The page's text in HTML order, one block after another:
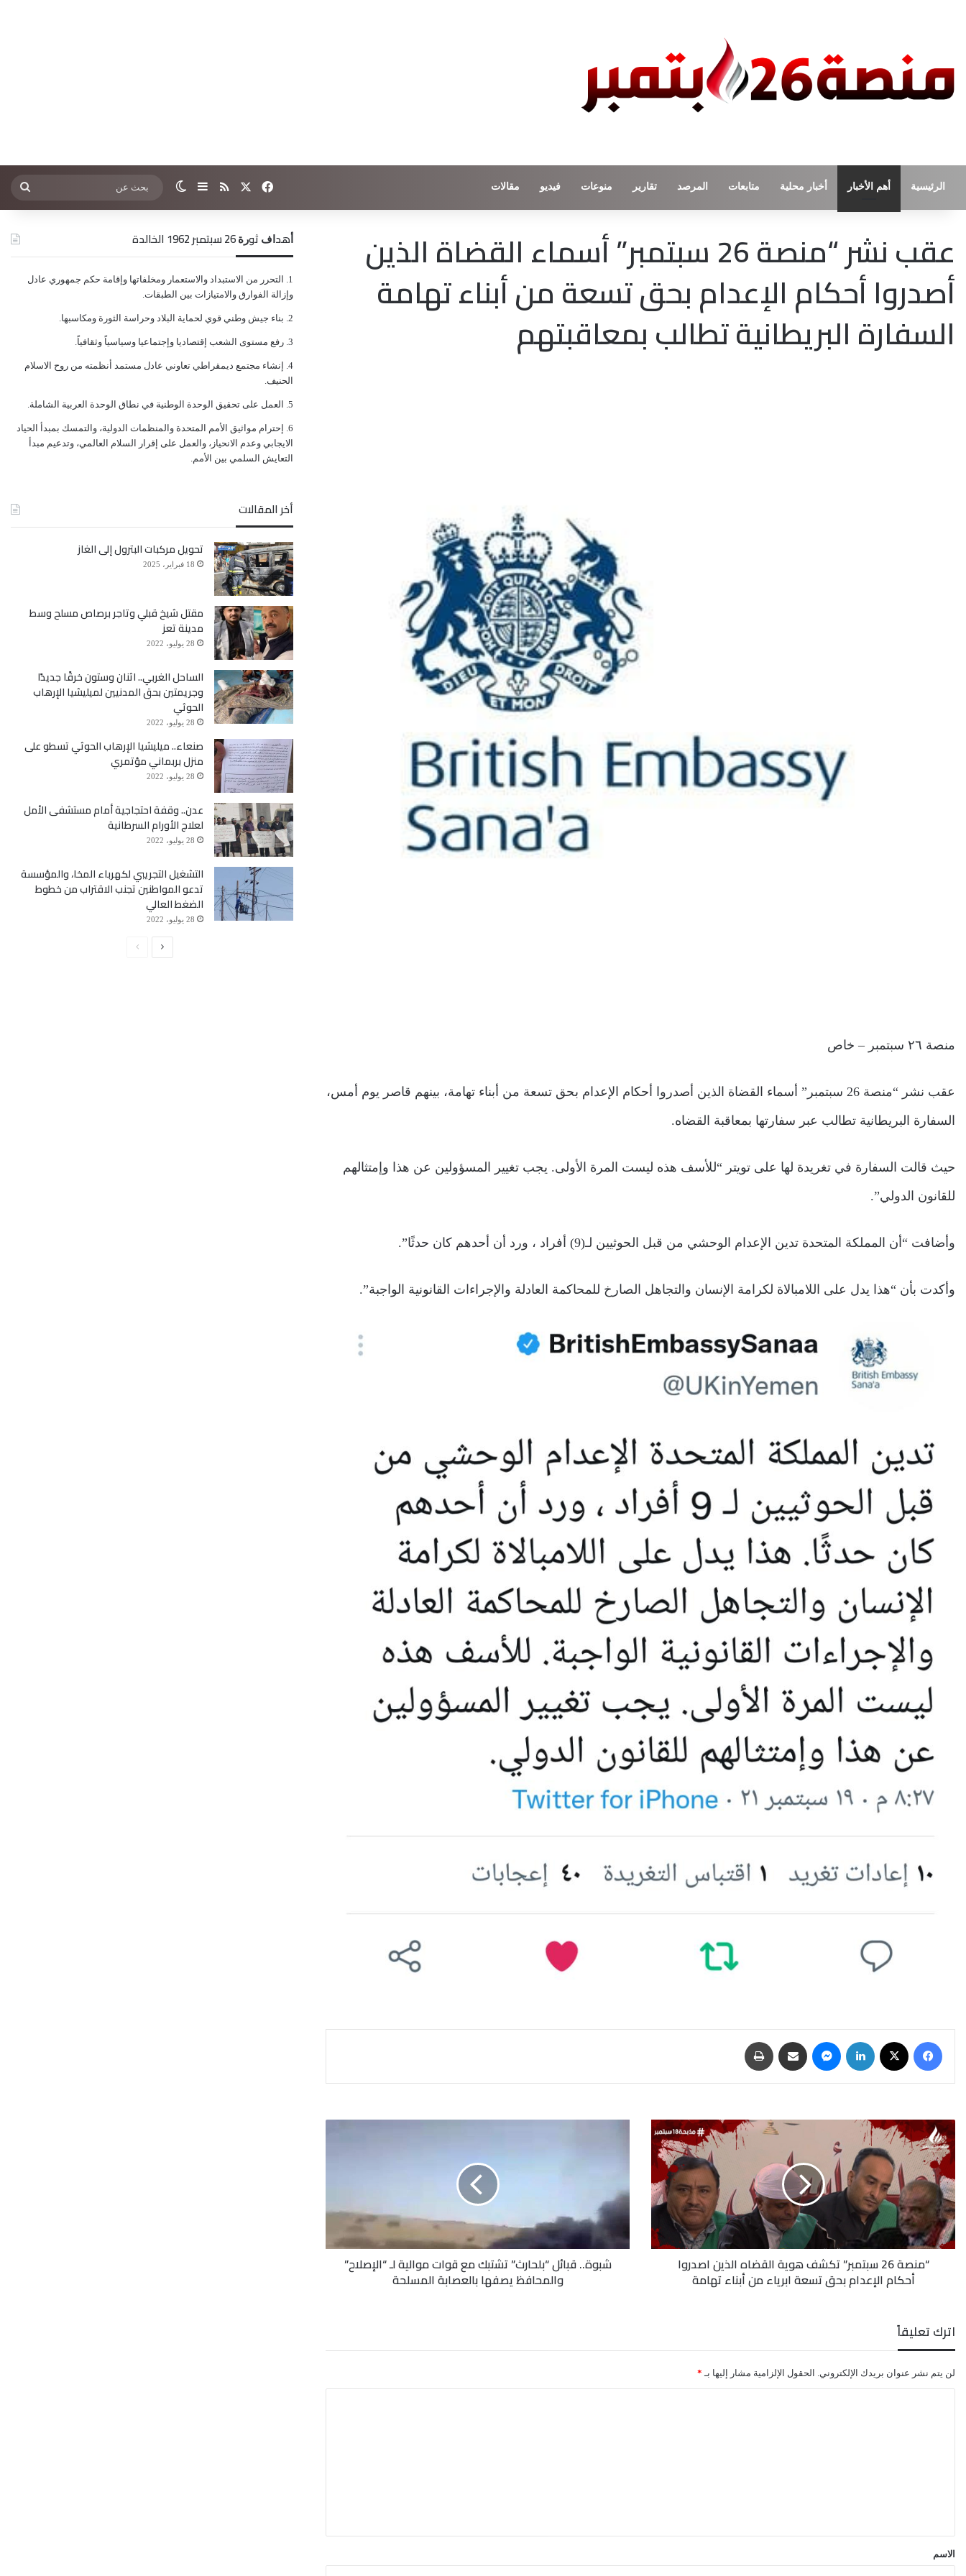
الرئيسية أهم الأخبار أخبار محلية متابعات المرصد تقارير منوعات فيديو مقالات فيسبوك ملخص الموقع RSS
إضافة عمود جانبي
الوضع المظلم بحث
عن
عقب نشر “منصة 26 سبتمبر” أسماء القضاة الذين
أصدروا أحكام الإعدام بحق تسعة من أبناء تهامة
السفارة البريطانية تطالب بمعاقبتهم
منصة ٢٦ سبتمبر – خاص
عقب نشر “منصة 26 سبتمبر” أسماء القضاة الذين أصدروا أحكام الإعدام بحق تسعة من أبناء تهامة، بينهم قاصر يوم أمس،
السفارة البريطانية تطالب عبر سفارتها بمعاقبة القضاه.
حيث قالت السفارة في تغريدة لها على تويتر “للأسف هذه ليست المرة الأولى. يجب تغيير المسؤولين عن هذا وإمتثالهم
للقانون الدولي”.
وأضافت “أن المملكة المتحدة تدين الإعدام الوحشي من قبل الحوثيين لـ(9) أفراد ، ورد أن أحدهم كان حدثًا”.
وأكدت بأن “هذا يدل على اللامبالاة لكرامة الإنسان والتجاهل الصارخ للمحاكمة العادلة والإجراءات القانونية الواجبة”.
فيسبوك لينكدإن ماسنجر مشاركة عبر البريد
“منصة
26
سبتمبر”
تكشف
هوية
القضاه
الذين
اصدروا
أحكام
الإعدام
أبناء
تهامة
“منصة 26 سبتمبر” تكشف هوية القضاه الذين اصدروا
أحكام الإعدام بحق تسعة ابرياء من أبناء تهامة
قوات
موالية
“الإصلاح”
والمحافظ
شبوة.. قبائل “بلحارث” تشتبك مع قوات موالية لـ “الإصلاح”
والمحافظ يصفها بالعصابة المسلحة
اترك تعليقاً
لن يتم نشر عنوان بريدك الإلكتروني. الحقول الإلزامية مشار إليها بـ *
*الاسم
ﺃﻫﺪﺍﻑ ﺛﻮﺭﺓ 26 ﺳﺒﺘﻤﺒﺮ 1962 الخالدة
ﺍﻟﺘﺤﺮﺭ ﻣﻦ ﺍﻻﺳﺘﺒﺪﺍﺩ ﻭﺍﻻﺳﺘﻌﻤﺎﺭ ﻭﻣﺨﻠﻔﺎﺗﻬﺎ ﻭﺇﻗﺎﻣﺔ ﺣﻜﻢ ﺟﻤﻬﻮﺭﻱ ﻋﺎﺩﻝ
ﻭﺇﺯﺍﻟﺔ ﺍﻟﻔﻮﺍﺭﻕ ﻭﺍﻻﻣﺘﻴﺎﺯﺍﺕ ﺑﻴﻦ ﺍﻟﻄﺒﻘﺎﺕ.
ﺑﻨﺎﺀ ﺟﻴﺶ ﻭﻃﻨﻲ ﻗﻮﻱ ﻟﺤﻤﺎﻳﺔ ﺍﻟﺒﻼﺩ ﻭﺣﺮﺍﺳﺔ ﺍﻟﺜﻮﺭﺓ ﻭﻣﻜﺎﺳﺒﻬﺎ.
ﺭﻓﻊ ﻣﺴﺘﻮﻯ ﺍﻟﺸﻌﺐ ﺇﻗﺘﺼﺎﺩﻳﺎ ﻭﺇﺟﺘﻤﺎﻋﻴﺎ ﻭﺳﻴﺎﺳﻴﺎً ﻭﺛﻘﺎﻓﻴﺎً.
ﺇﻧﺸﺎﺀ ﻣﺠﺘﻤﻊ ﺩﻳﻤﻘﺮﺍﻃﻲ ﺗﻌﺎﻭﻧﻲ ﻋﺎﺩﻝ ﻣﺴﺘﻤﺪ ﺃﻧﻈﻤﺘﻪ ﻣﻦ ﺭﻭﺡ ﺍﻻﺳﻼﻡ
ﺍﻟﺤﻨﻴﻒ.
ﺍﻟﻌﻤﻞ ﻋﻠﻰ ﺗﺤﻘﻴﻖ ﺍﻟﻮﺣﺪﺓ ﺍﻟﻮﻃﻨﻴﺔ ﻓﻲ ﻧﻄﺎﻕ ﺍﻟﻮﺣﺪﺓ ﺍﻟﻌﺮﺑﻴﺔ ﺍﻟﺸﺎﻣﻠﺔ.
ﺇﺣﺘﺮﺍﻡ ﻣﻮﺍﺛﻴﻖ الأﻣﻢ ﺍﻟﻤﺘﺤﺪﺓ ﻭﺍﻟﻤﻨﻈﻤﺎﺕ ﺍﻟﺪﻭﻟﻴﺔ، ﻭﺍﻟﺘﻤﺴﻚ ﺑﻤﺒﺪﺃ ﺍﻟﺤﻴﺎﺩ
ﺍﻻﻳﺠﺎﺑﻲ ﻭﻋﺪﻡ ﺍﻻﻧﺤﻴﺎﺯ، ﻭﺍﻟﻌﻤﻞ ﻋﻠﻰ ﺇﻗﺮﺍﺭ ﺍﻟﺴﻼﻡ ﺍﻟﻌﺎﻟﻤﻲ، ﻭﺗﺪﻋﻴﻢ ﻣﺒﺪﺃ
ﺍﻟﺘﻌﺎﻳﺶ ﺍﻟﺴﻠﻤﻲ ﺑﻴﻦ ﺍﻷﻣﻢ.
أخر المقالات
تحويل مركبات البترول إلى الغاز
18 فبراير، 2025
مقتل شيخ قبلي وتاجر برصاص مسلح وسط
مدينة تعز
28 يوليو، 2022
الساحل الغربي.. اثنان وستون خرقًا جديدًا
وجريمتين بحق المدنيين لميليشيا الإرهاب
الحوثي
28 يوليو، 2022
صنعاء.. ميليشيا الإرهاب الحوثي تسطو على
منزل بربماني مؤتمري
28 يوليو، 2022
عدن.. وقفة احتجاجية أمام مستشفى الأمل
لعلاج الأورام السرطانية
28 يوليو، 2022
التشغيل التجريبي لكهرباء المخا، والمؤسسة
تدعو المواطنين تجنب الاقتراب من خطوط
الضغط العالي
28 يوليو، 2022
الصفحة
الصفحة